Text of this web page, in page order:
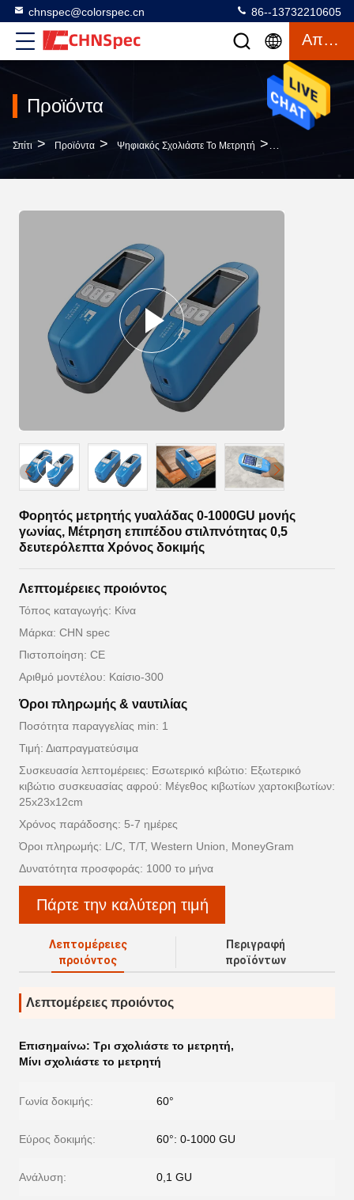
chnspec@colorspec.cn 86--13732210605
Απόσπασμα
Προϊόντα
Σπίτι > Προϊόντα > Ψηφιακός Σχολιάστε Το Μετρητή >
Φορητός μετρητής γυαλάδας 0-1000GU μονής
γωνίας, Μέτρηση επιπέδου στιλπνότητας 0,5
δευτερόλεπτα Χρόνος δοκιμής
Λεπτομέρειες προιόντος
Τόπος καταγωγής: Κίνα
Μάρκα: CHN spec
Πιστοποίηση: CE
Αριθμό μοντέλου: Καίσιο-300
Όροι πληρωμής & ναυτιλίας
Ποσότητα παραγγελίας min: 1
Τιμή: Διαπραγματεύσιμα
Συσκευασία λεπτομέρειες: Εσωτερικό κιβώτιο: Εξωτερικό
κιβώτιο συσκευασίας αφρού: Μέγεθος κιβωτίων χαρτοκιβωτίων:
25x23x12cm
Χρόνος παράδοσης: 5-7 ημέρες
Όροι πληρωμής: L/C, T/T, Western Union, MoneyGram
Δυνατότητα προσφοράς: 1000 το μήνα
Πάρτε την καλύτερη τιμή
Λεπτομέρειες
προιόντος
Περιγραφή
προϊόντων
Λεπτομέρειες προιόντος
Επισημαίνω: Τρι σχολιάστε το μετρητή,
Μίνι σχολιάστε το μετρητή
Γωνία δοκιμής: 60°
Εύρος δοκιμής: 60°: 0-1000 GU
Ανάλυση: 0,1 GU